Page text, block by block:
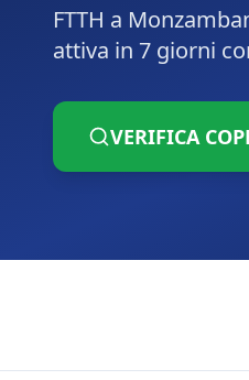
FTTH a
attiva in 7 giorni
VERIFICA